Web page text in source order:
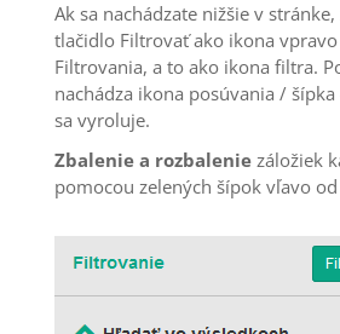
Ak sa nachádzate nižšie v
tlačidlo Filtrovať ako ikona
Filtrovania, a to ako ikona filtra.
nachádza ikona posúvania /
sa vyroluje.
Zbalenie a rozbaleniezáložiek
pomocou zelených šípok vľavo